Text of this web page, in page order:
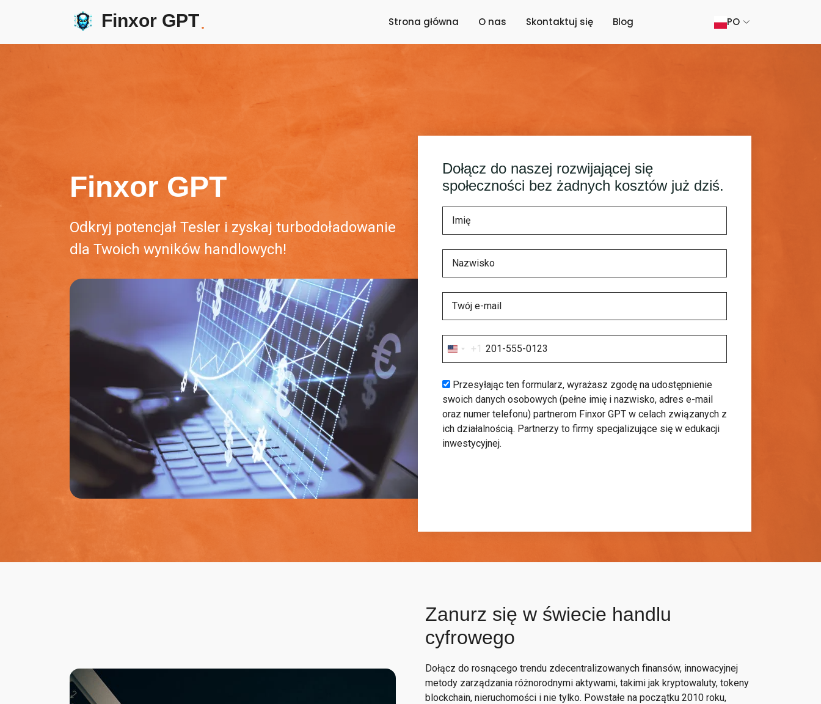
Finxor GPT. Strona główna O nas Skontaktuj się Blog PO
Finxor GPT
Odkryj potencjał Tesler i zyskaj turbodoładowanie
dla Twoich wyników handlowych!
Dołącz do naszej rozwijającej się
społeczności bez żadnych kosztów już dziś.
United
States
+1
+1
Przesyłając ten formularz, wyrażasz zgodę na udostępnienie
swoich danych osobowych (pełne imię i nazwisko, adres e-mail
oraz numer telefonu) partnerom Finxor GPT w celach związanych z
ich działalnością. Partnerzy to firmy specjalizujące się w edukacji
inwestycyjnej.
Zanurz się w świecie handlu
cyfrowego
Dołącz do rosnącego trendu zdecentralizowanych finansów, innowacyjnej
metody zarządzania różnorodnymi aktywami, takimi jak kryptowaluty, tokeny
blockchain, nieruchomości i nie tylko. Powstałe na początku 2010 roku,